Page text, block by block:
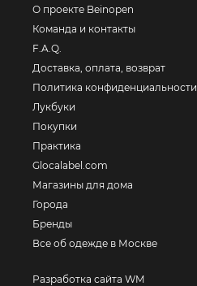
О проекте Beinopen
Команда и контакты
F.A.Q.
Доставка, оплата, возврат
Политика конфиденциальности
Лукбуки
Покупки
Практика
Glocalabel.com
Магазины для дома
Города
Бренды
Все об одежде в Москве
Разработка сайта WM